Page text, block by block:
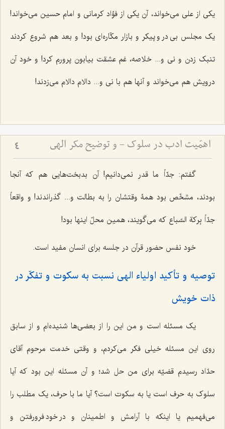
یکی از علی می‌خواند، آن یکی از فؤاد کرمانی و امام حسین می‌خواند!
یک مجلس بی در و پیکر و بازار مکّاره‌ای بود! و بعد هم شروع کردند
تنبک زدن و نی و... خلاصه، غم عشقت بیابون پرورم کرد! و خود آن
درویش هم می‌خواند و آنها هم با نی و... دالام دالام می‌زدند!
اهمّیت ادب در سلوک - و توضیح مکر الهی 4
گفتم: جدّاً ما قدر نمی‌دانیم! آن بدبخت‌هایی هم که آنجا
بودند، مشخّص بود همۀ وقتشان را به بطالت و... گذراندند! و واقعاً
جدّاً بِرکة السّباع که می‌گویند، همین محلّ اینها بود!
خود نفس حضور قرآن در جلسه برای انسان مفید است.
توصیه و تأکید اولیاء الهی نسبت به سکوت و تفکّر در
ذات خویش
یک مسئله است و من این را از بعضی‌ها شنیده‌ام و از سابق
روی این مسئله خیلی فکر می‌کردم، و وقتی خدمت مرحوم آقای
حدّاد رسیدم قضیّه برای من حل شد؛ و آن مسئله این بود که آیا
سلوک به حرف است یا به سکوت است؟ آیا ما با حرف، یک مطلب را
می‌فهمیم یا اینکه با آرامش و اطمینان و در خود فرورفتن و